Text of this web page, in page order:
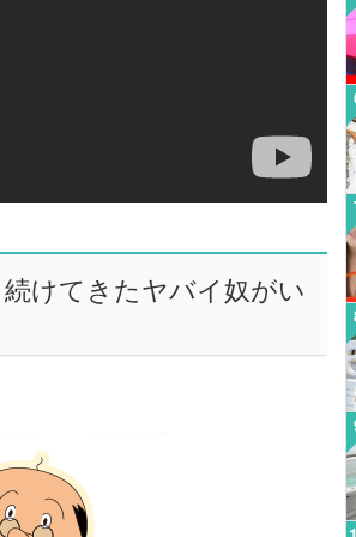
けてきたヤバイ奴がい